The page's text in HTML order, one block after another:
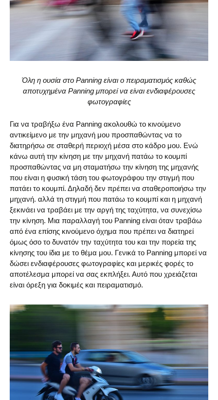
Όλη η ουσία στο Panning είναι ο πειραματισμός καθώς
αποτυχημένα Panning μπορεί να είναι ενδιαφέρουσες
φωτογραφίες
Για να τραβήξω ένα Panning ακολουθώ το κινούμενο
αντικείμενο με την μηχανή μου προσπαθώντας να το
διατηρήσω σε σταθερή περιοχή μέσα στο κάδρο μου. Ενώ
κάνω αυτή την κίνηση με την μηχανή πατάω το κουμπί
προσπαθώντας να μη σταματήσω την κίνηση της μηχανής
που είναι η φυσική τάση του φωτογράφου την στιγμή που
πατάει το κουμπί. Δηλαδή δεν πρέπει να σταθεροποιήσω την
μηχανή. αλλά τη στιγμή που πατάω το κουμπί και η μηχανή
ξεκινάει να τραβάει με την αργή της ταχύτητα, να συνεχίσω
την κίνηση. Μια παραλλαγή του Panning είναι όταν τραβάω
από ένα επίσης κινούμενο όχημα που πρέπει να διατηρεί
όμως όσο το δυνατόν την ταχύτητα του και την πορεία της
κίνησης του ίδια με το θέμα μου. Γενικά το Panning μπορεί να
δώσει ενδιαφέρουσες φωτογραφίες και μερικές φορές το
αποτέλεσμα μπορεί να σας εκπλήξει. Αυτό που χρειάζεται
είναι όρεξη για δοκιμές και πειραματισμό.